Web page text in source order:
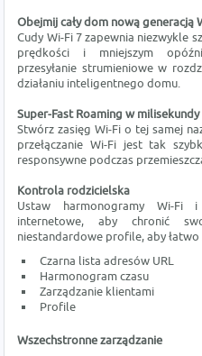
Obejmij cały dom nową generacją
Cudy Wi-Fi 7 zapewnia niezwykle
prędkości i mniejszym
przesyłanie strumieniowe w
działaniu inteligentnego domu.
Super-Fast Roaming w milisekundy
Stwórz zasięg Wi-Fi o tej samej
przełączanie Wi-Fi jest tak
responsywne podczas
Kontrola rodzicielska
Ustaw harmonogramy Wi-Fi
internetowe, aby chronić
niestandardowe profile, aby
Czarna lista adresów URL
Harmonogram czasu
Zarządzanie klientami
Profile
Wszechstronne zarządzanie